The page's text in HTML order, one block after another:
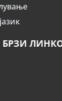
БРЗИ